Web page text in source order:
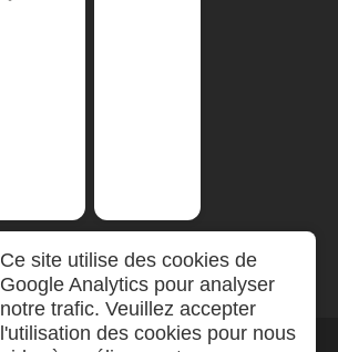
Ce site utilise des cookies de
Google Analytics pour analyser
notre trafic. Veuillez accepter
l'utilisation des cookies pour nous